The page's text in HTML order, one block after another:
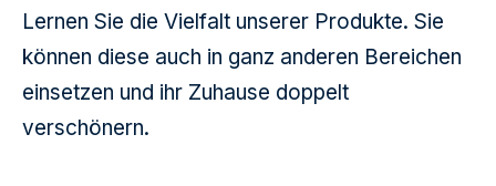
Lernen Sie die Vielfalt unserer Produkte. Sie
können diese auch in ganz anderen Bereichen
einsetzen und ihr Zuhause doppelt
verschönern.